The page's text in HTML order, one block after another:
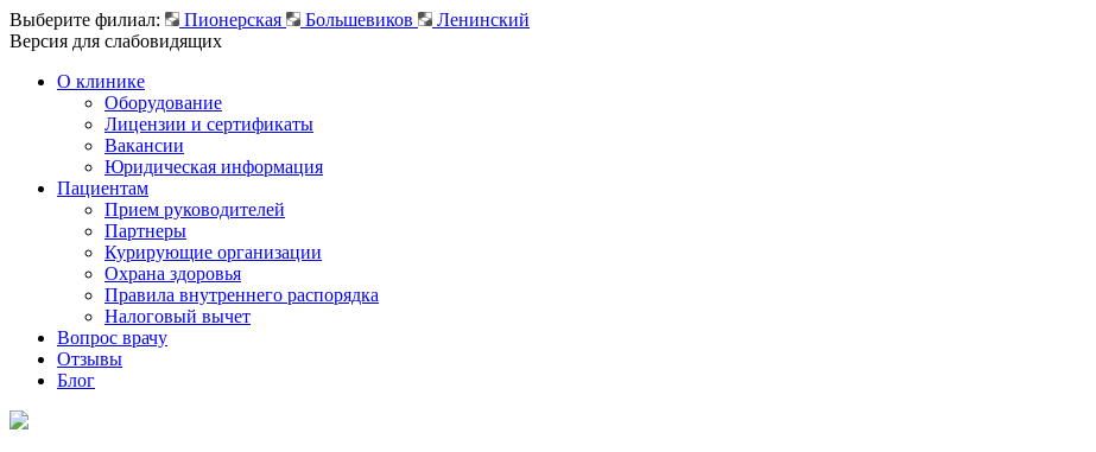
Выберите филиал: Пионерская Большевиков
Ленинский
Версия для слабовидящих
О клинике
Оборудование
Лицензии и сертификаты
Вакансии
Юридическая информация
Пациентам
Прием руководителей
Партнеры
Курирующие организации
Охрана здоровья
Правила внутреннего распорядка
Налоговый вычет
Вопрос врачу
Отзывы
Блог